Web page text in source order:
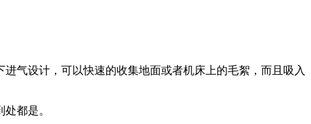
气设计，可以快速的收集地面或者机床上的毛絮，而且吸入
都是。